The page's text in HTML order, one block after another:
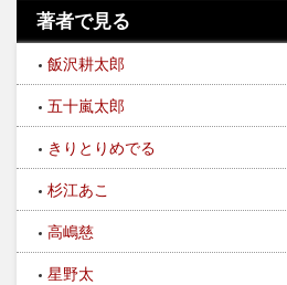
著者で見る
飯沢耕太郎
五十嵐太郎
きりとりめでる
杉江あこ
高嶋慈
星野太